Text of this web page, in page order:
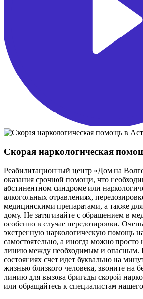
Скорая наркологическая
Реабилитационный центр «Дом на
оказания срочной помощи, что
абстинентном синдроме или
алкогольных отравлениях,
медицинскими препаратами, а также
дому. Не затягивайте с обращением в
особенно в случае передозировки.
экстренную наркологическую помощь
самостоятельно, а иногда можно просто
линию между необходимым и опасным.
состояниях счет идет буквально на
жизнью близкого человека, звоните на
линию для вызова бригады скорой
или обращайтесь к специалистам